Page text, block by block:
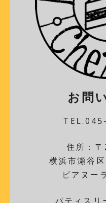
お問
住所：
横浜市瀬谷
ピアヌー
パティスリ